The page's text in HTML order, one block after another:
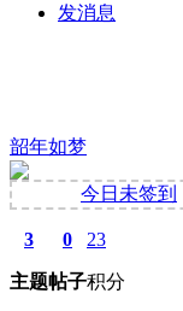
发消息
韶年如梦
今日未签到
3
主题
0
帖子
23
积分